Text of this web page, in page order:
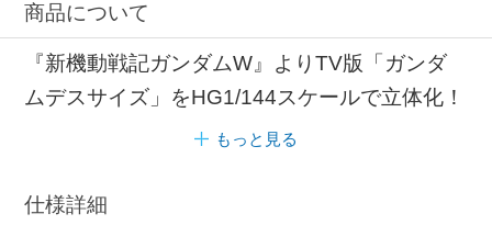
商品について
『新機動戦記ガンダムW』よりTV版「ガンダ
ムデスサイズ」をHG1/144スケールで立体化！
もっと見る
仕様詳細